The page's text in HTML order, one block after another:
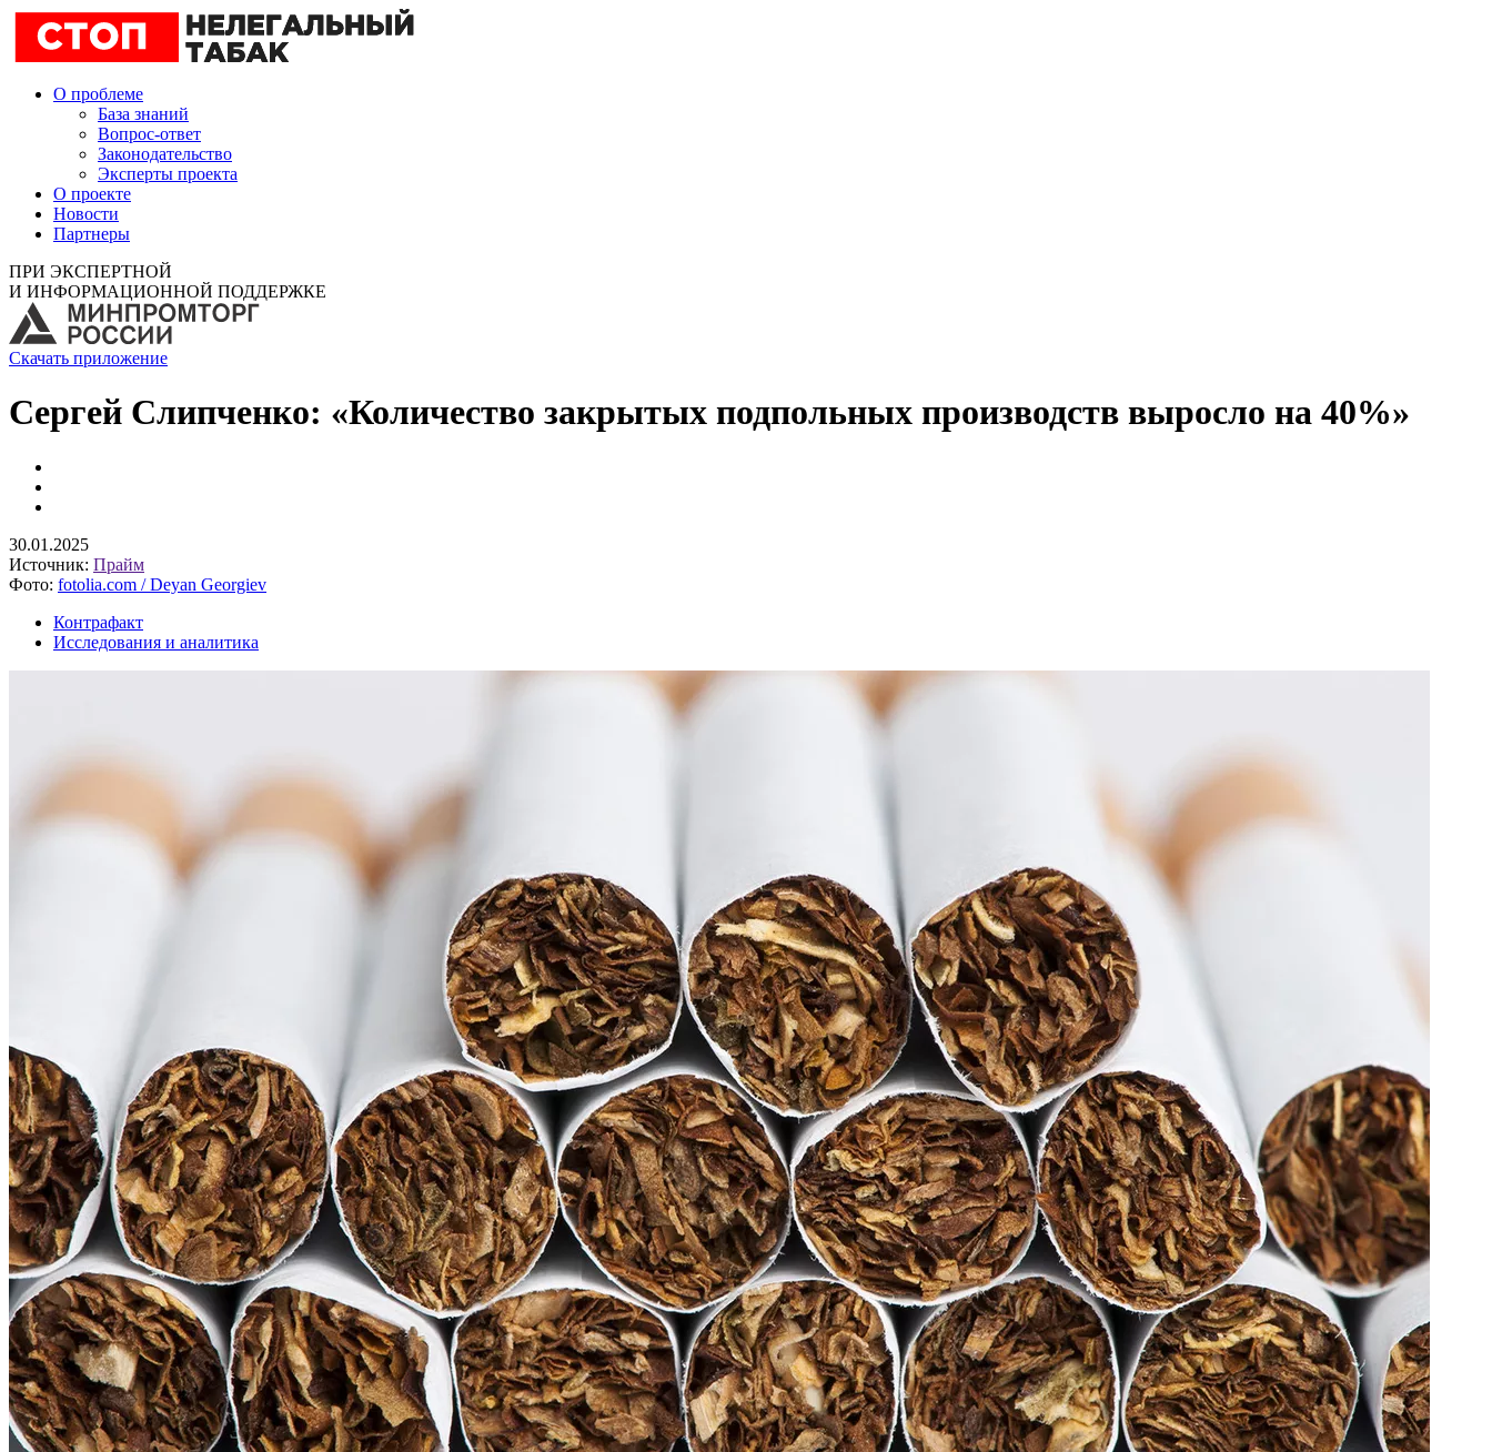
О проблеме
База знаний
Вопрос-ответ
Законодательство
Эксперты проекта
О проекте
Новости
Партнеры
ПРИ ЭКСПЕРТНОЙ
И ИНФОРМАЦИОННОЙ ПОДДЕРЖКЕ
Скачать приложение
Сергей Слипченко: «Количество закрытых подпольных производств выросло на 40%»
30.01.2025
Источник: Прайм
Фото: fotolia.com / Deyan Georgiev
Контрафакт
Исследования и аналитика